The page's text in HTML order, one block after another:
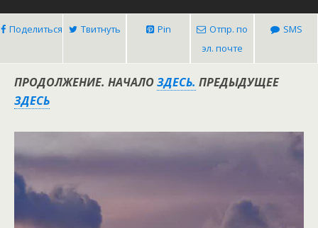
Поделиться Твитнуть Pin
Отпр. по
эл. почте
SMS
ПРОДОЛЖЕНИЕ. НАЧАЛОЗДЕСЬ. ПРЕДЫДУЩЕЕ
ЗДЕСЬ